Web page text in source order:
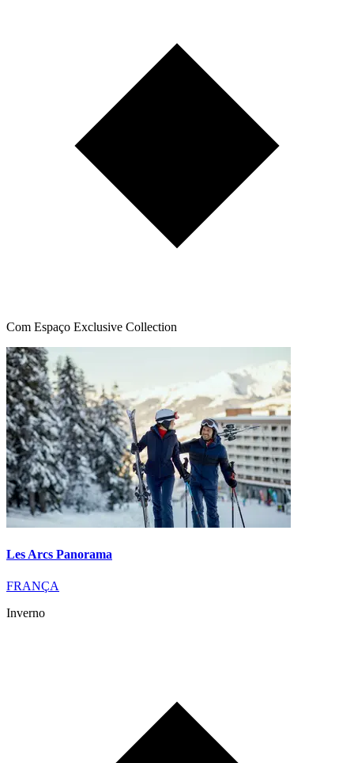
Com Espaço Exclusive Collection
Les Arcs Panorama
FRANÇA
Inverno